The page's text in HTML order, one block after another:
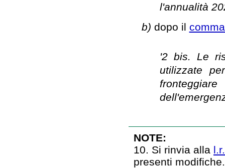
l'annualità
b) dopo il
'2 bis. Le
utilizzate
NOTE:
10. Si rinvia alla
presenti